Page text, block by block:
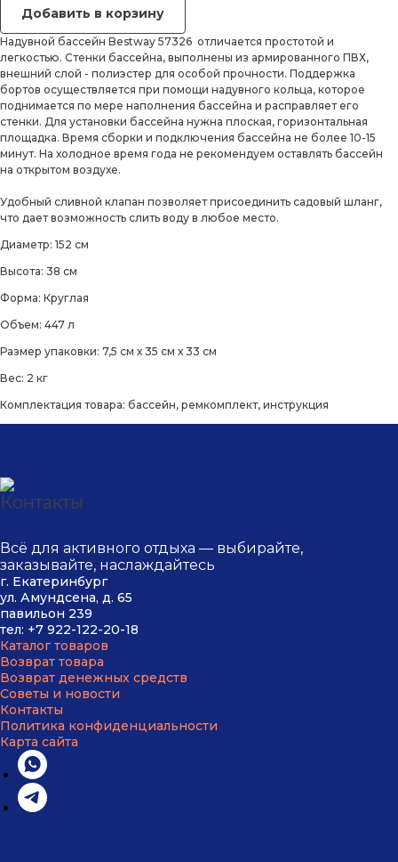
Добавить в корзину
Надувной бассейн Bestway 57326 отличается простотой и
легкостью. Стенки бассейна, выполнены из армированного ПВХ,
внешний слой - полиэстер для особой прочности. Поддержка
бортов осуществляется при помощи надувного кольца, которое
поднимается по мере наполнения бассейна и расправляет его
стенки. Для установки бассейна нужна плоская, горизонтальная
площадка. Время сборки и подключения бассейна не более 10-15
минут. На холодное время года не рекомендуем оставлять бассейн
на открытом воздухе.
Удобный сливной клапан позволяет присоединить садовый шланг,
что дает возможность слить воду в любое место.
Диаметр: 152 см
Высота: 38 см
Форма: Круглая
Объем: 447 л
Размер упаковки: 7,5 см х 35 см х 33 см
Вес: 2 кг
Комплектация товара: бассейн, ремкомплект, инструкция
Всё для активного отдыха — выбирайте,
заказывайте, наслаждайтесь
г. Екатеринбург
ул. Амундсена, д. 65
павильон 239
тел: +7 922-122-20-18
Каталог товаров
Возврат товара
Возврат денежных средств
Советы и новости
Контакты
Политика конфиденциальности
Карта сайта